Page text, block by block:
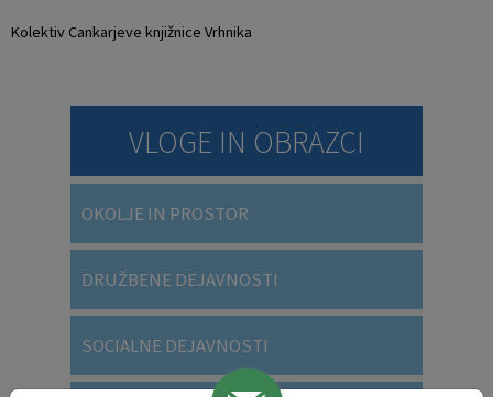
Kolektiv Cankarjeve knjižnice Vrhnika
VLOGE IN OBRAZCI
OKOLJE IN PROSTOR
DRUŽBENE DEJAVNOSTI
SOCIALNE DEJAVNOSTI